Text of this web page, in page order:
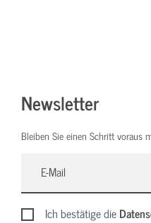
Newsletter
Bleiben Sie einen Schritt voraus
Ich bestätige die